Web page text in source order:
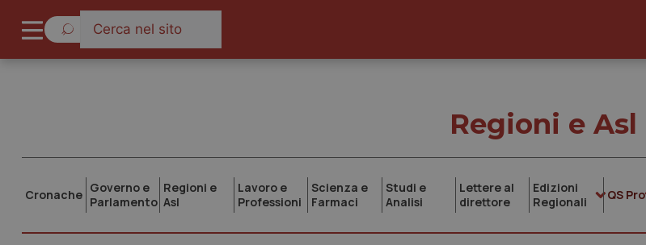
Regioni e Asl
Cronache Governo e
Parlamento
Regioni e
Asl
Lavoro e
Professioni
Scienza e
Farmaci
Studi e
Analisi
Lettere al
direttore
Edizioni
Regionali
QS Pro